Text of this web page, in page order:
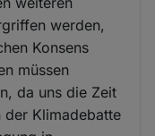
werden,
Konsens
müssen
da uns die Zeit
Klimadebatte